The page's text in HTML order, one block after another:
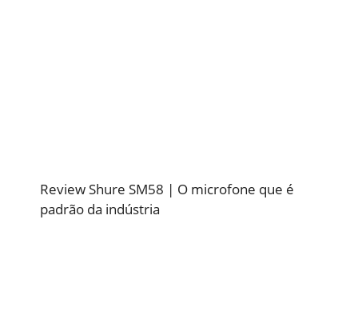
Review Shure SM58 | O microfone que é
padrão da indústria